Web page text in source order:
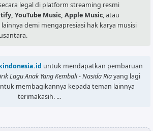
legal di platform streaming resmi
YouTube Music, Apple Music, atau
demi mengapresiasi hak karya musisi
untuk mendapatkan pembaruan
Lagu Anak Yang Kembali - Nasida Riayang lagi
membagikannya kepada teman lainnya
terimakasih. ...